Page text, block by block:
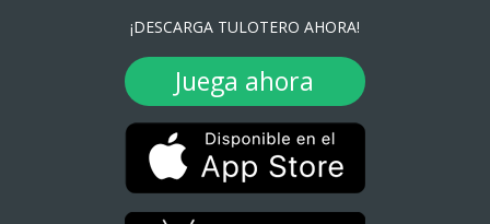
¡DESCARGA TULOTERO AHORA!
Juega ahora